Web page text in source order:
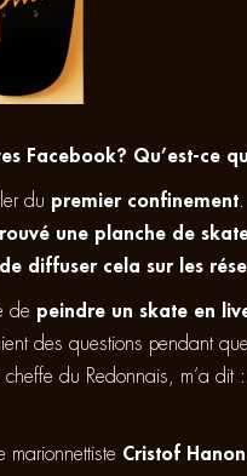
Facebook? Qu’est-ce
du premier confinement
une planche de
diffuser cela sur les
de peindre un skate en
des questions pendant
cheffe du Redonnais, m’a
marionnettiste Cristof Hanon